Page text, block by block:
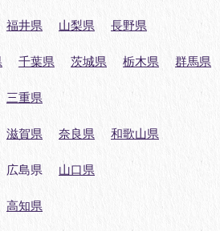
福井県 山梨県 長野県
千葉県 茨城県 栃木県 群馬県
三重県
滋賀県 奈良県 和歌山県
広島県 山口県
高知県